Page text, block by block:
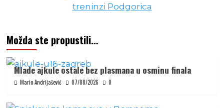
Možda ste propustili…
Mlade ajkule ostale bez plasmana u osminu finala
Mario Andrijašević 07/08/2026 0